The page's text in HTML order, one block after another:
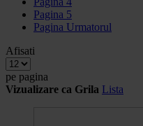
Pagina 5
Pagina Urmatorul
Afisati
pe pagina
Vizualizare ca Grila Lista